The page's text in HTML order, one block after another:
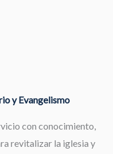
y Evangelismo
con conocimiento,
revitalizar la iglesia y